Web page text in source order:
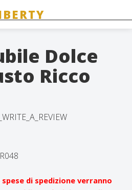
Dolce
Ricco
di spedizione verranno